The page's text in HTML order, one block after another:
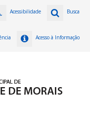
Busca
Acessibilidade
Acesso à Informação